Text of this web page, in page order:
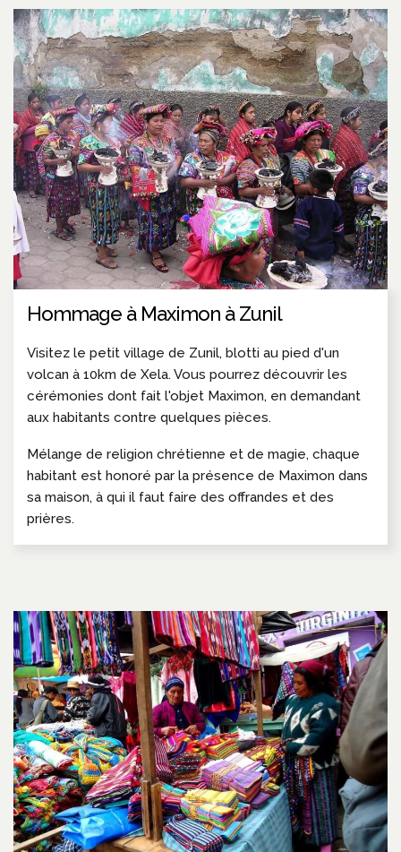
Hommage à Maximon à Zunil
Visitez le petit village de Zunil, blotti au pied d'un
volcan à 10km de Xela. Vous pourrez découvrir les
cérémonies dont fait l'objet Maximon, en demandant
aux habitants contre quelques pièces.
Mélange de religion chrétienne et de magie, chaque
habitant est honoré par la présence de Maximon dans
sa maison, à qui il faut faire des offrandes et des
prières.